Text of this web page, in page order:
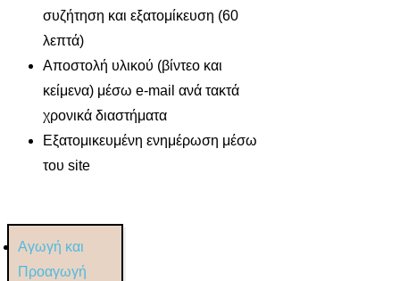
συζήτηση και εξατομίκευση (60
λεπτά)
Αποστολή υλικού (βίντεο και
κείμενα) μέσω e-mail ανά τακτά
χρονικά διαστήματα
Εξατομικευμένη ενημέρωση μέσω
του site
Αγωγή και
Προαγωγή